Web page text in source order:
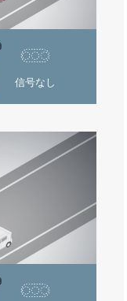
信号なし